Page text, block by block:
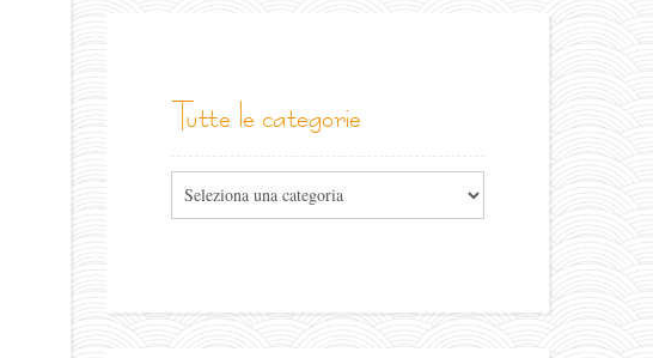
tutte le categorie